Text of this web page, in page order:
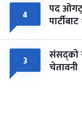
४ पद
३ संसद्को
चेतावनी